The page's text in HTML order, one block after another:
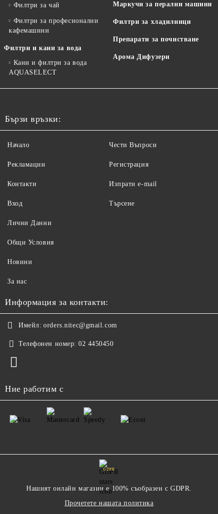
Филтри за чай
Филтри за професионални
кафемашини
Филтри и кани за вода
Кани и филтри за вода
AQUASELECT
Маркучи за перални машини
Филтри за хладилници
Препарати за почистване
Арома Дифузери
Бързи връзки:
Начало
Рекламации
Контакти
Вход
Чести Въпроси
Регистрация
Изпрати e-mail
Търсене
Лични Данни
Общи Условия
Новини
За нас
Информация за контакти:
Имейл: orders.nitec@gmail.com
Телефонен номер: 02 4450450
Ние работим с
GDPR
Нашият онлайн магазин е 100% съобразен с GDPR.
Прочетете нашата политика